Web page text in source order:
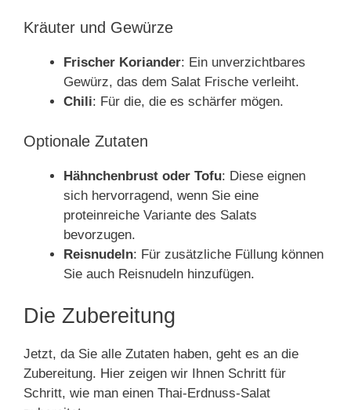
Kräuter und Gewürze
Frischer Koriander: Ein unverzichtbares
Gewürz, das dem Salat Frische verleiht.
Chili: Für die, die es schärfer mögen.
Optionale Zutaten
Hähnchenbrust oder Tofu: Diese eignen
sich hervorragend, wenn Sie eine
proteinreiche Variante des Salats
bevorzugen.
Reisnudeln: Für zusätzliche Füllung können
Sie auch Reisnudeln hinzufügen.
Die Zubereitung
Jetzt, da Sie alle Zutaten haben, geht es an die
Zubereitung. Hier zeigen wir Ihnen Schritt für
Schritt, wie man einen Thai-Erdnuss-Salat